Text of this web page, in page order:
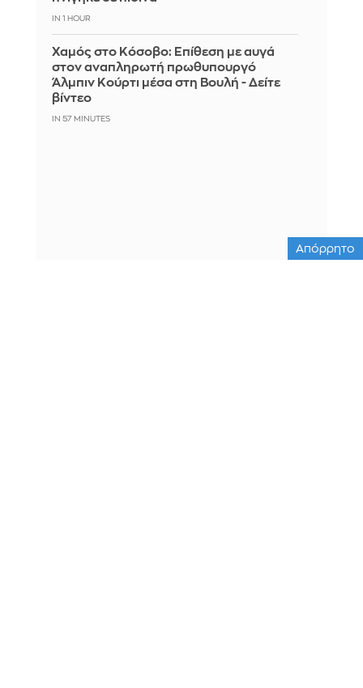
IN 1 HOUR
Χαμός στο Κόσοβο: Επίθεση με αυγά
στον αναπληρωτή πρωθυπουργό
Άλμπιν Κούρτι μέσα στη Βουλή - Δείτε
βίντεο
IN 57 MINUTES
Απόρρητο